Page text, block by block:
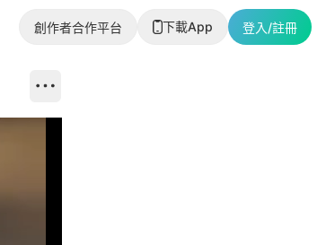
創作者合作平台 下載App 登入/註冊